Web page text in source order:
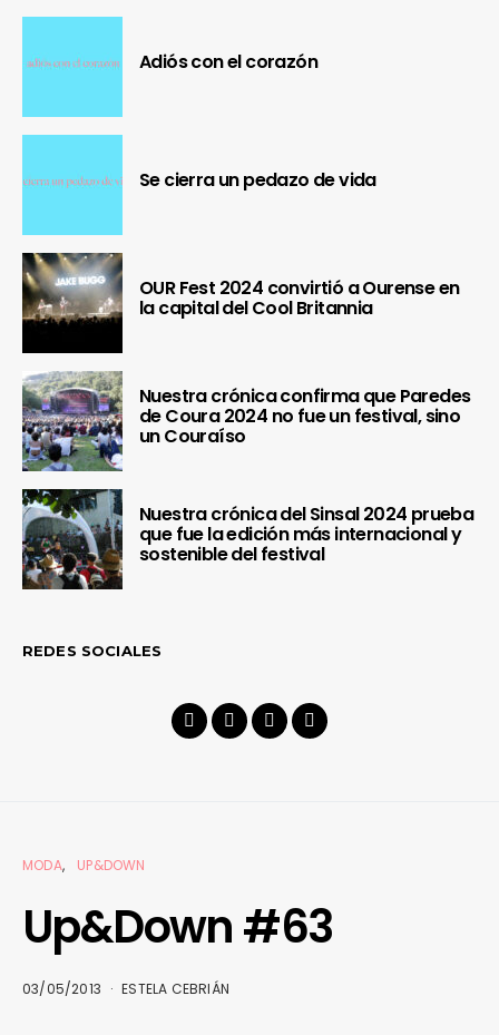
Adiós con el corazón
Se cierra un pedazo de vida
OUR Fest 2024 convirtió a Ourense en
la capital del Cool Britannia
Nuestra crónica confirma que Paredes
de Coura 2024 no fue un festival, sino
un Couraíso
Nuestra crónica del Sinsal 2024 prueba
que fue la edición más internacional y
sostenible del festival
REDES SOCIALES
MODA UP&DOWN
Up&Down #63
03/05/2013 ESTELA CEBRIÁN